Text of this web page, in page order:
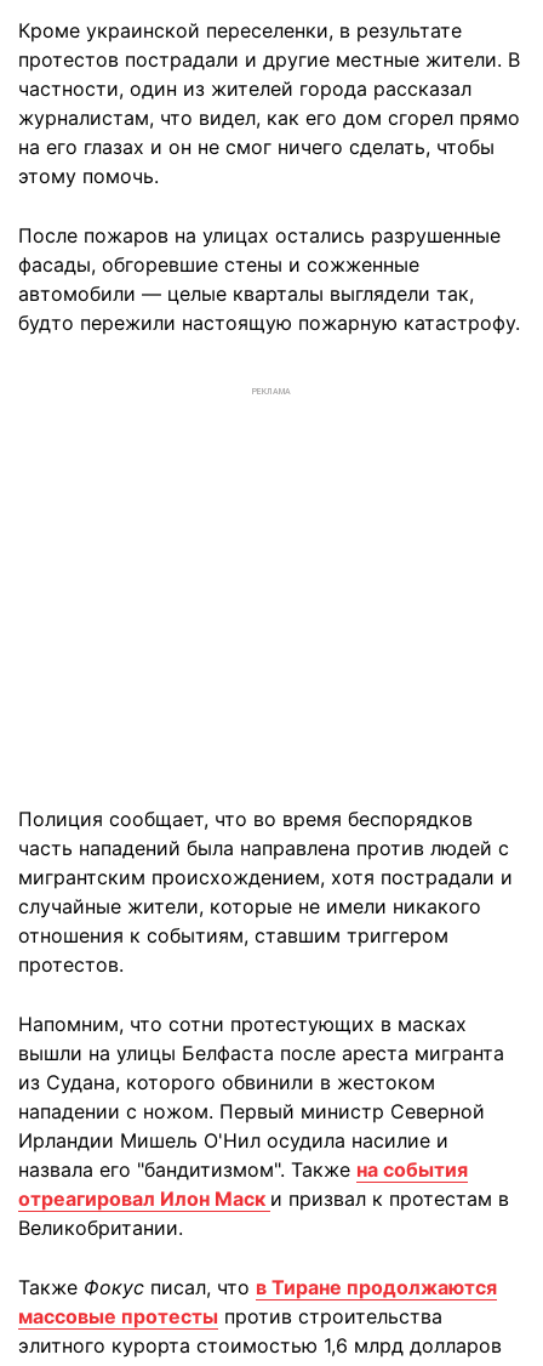
Кроме украинской переселенки, в результате
протестов пострадали и другие местные жители. В
частности, один из жителей города рассказал
журналистам, что видел, как его дом сгорел прямо
на его глазах и он не смог ничего сделать, чтобы
этому помочь.
После пожаров на улицах остались разрушенные
фасады, обгоревшие стены и сожженные
автомобили — целые кварталы выглядели так,
будто пережили настоящую пожарную катастрофу.
РЕКЛАМА
Полиция сообщает, что во время беспорядков
часть нападений была направлена против людей с
мигрантским происхождением, хотя пострадали и
случайные жители, которые не имели никакого
отношения к событиям, ставшим триггером
протестов.
Напомним, что сотни протестующих в масках
вышли на улицы Белфаста после ареста мигранта
из Судана, которого обвинили в жестоком
нападении с ножом. Первый министр Северной
Ирландии Мишель О'Нил осудила насилие и
назвала его "бандитизмом". Также на события
отреагировал Илон Маск и призвал к протестам в
Великобритании.
Также Фокус писал, что в Тиране продолжаются
массовые протесты против строительства
элитного курорта стоимостью 1,6 млрд долларов